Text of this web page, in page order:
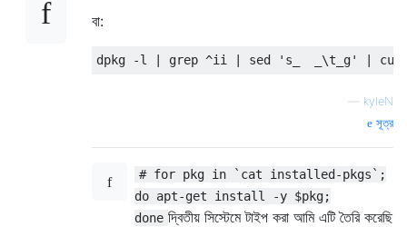
বা:
kyleN
সূত্র
# for pkg in `cat installed-pkgs`;
do apt-get install -y $pkg;
done দ্বিতীয় সিস্টেমে টাইপ করা আমি এটি তৈরি করেছি